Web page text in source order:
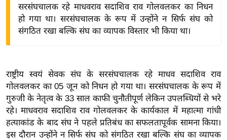
शे
ष
ज्ञ
रा
य
सरसंघचालक रहे माधवराव सदाशिव राव गोलवलकर का निधन
हो गया था। सरसंघचालक के रूप में उन्होंने न सिर्फ संघ को
संगठित रखा बल्कि संघ का व्यापक विस्तार भी किया था।
राष्ट्रीय स्वयं सेवक संघ के सरसंघचालक रहे माधव सदाशिव राव
गोलवलकर का 05 जून को निधन हो गया था। सरसंघचालक के रूप में
गुरुजी के नेतृत्व के 33 साल काफी चुनौतीपूर्ण लेकिन उपलब्धियों से भरे
रहे। माधवराव सदाशिव राव गोलवलकर के कार्यकाल में महात्मा गांधी
हत्याकांड के बाद संघ ने पहले प्रतिबंध का सफलतापूर्वक सामना किया।
इस दौरान उन्होंने न सिर्फ संघ को संगठित रखा बल्कि संघ का व्यापक